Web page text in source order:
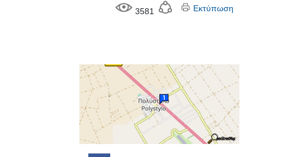
3581 Εκτύπωση